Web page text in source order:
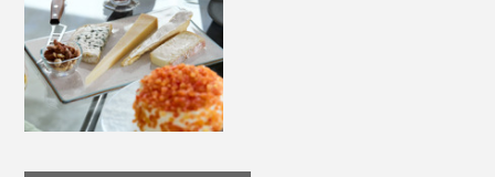
この清潔さこそ「薄味で長期間熟成」を可能にする鍵。
ひいては、『宮崎キャビア1983』の味の決め手なので
す。